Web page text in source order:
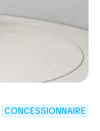
CONCESSIONNAIRE